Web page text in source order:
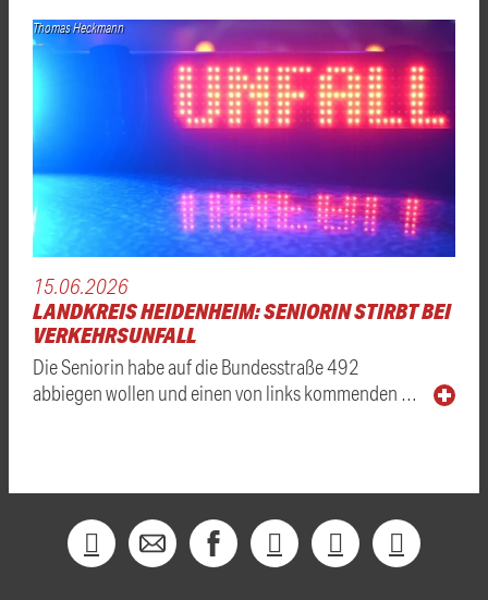
Thomas Heckmann
15.06.2026
LANDKREIS HEIDENHEIM: SENIORIN STIRBT BEI
VERKEHRSUNFALL
Die Seniorin habe auf die Bundesstraße 492
abbiegen wollen und einen von links kommenden …